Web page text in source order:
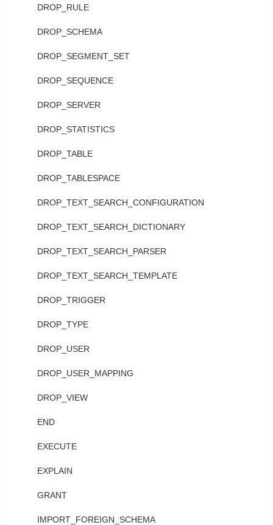
DROP_RULE
DROP_SCHEMA
DROP_SEGMENT_SET
DROP_SEQUENCE
DROP_SERVER
DROP_STATISTICS
DROP_TABLE
DROP_TABLESPACE
DROP_TEXT_SEARCH_CONFIGURATION
DROP_TEXT_SEARCH_DICTIONARY
DROP_TEXT_SEARCH_PARSER
DROP_TEXT_SEARCH_TEMPLATE
DROP_TRIGGER
DROP_TYPE
DROP_USER
DROP_USER_MAPPING
DROP_VIEW
END
EXECUTE
EXPLAIN
GRANT
IMPORT_FOREIGN_SCHEMA